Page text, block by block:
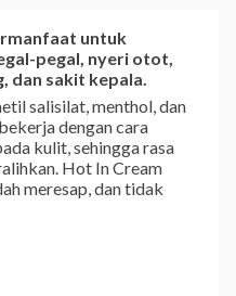
untuk
pegal, nyeri otot,
dan sakit kepala.
salisilat, menthol, dan
dengan cara
kulit, sehingga rasa
Hot In Cream
meresap, dan tidak